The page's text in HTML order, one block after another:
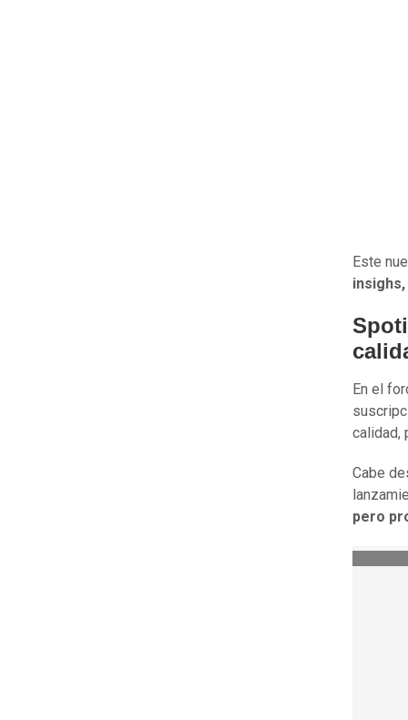
Este
En el
calidad,
Cabe
pero